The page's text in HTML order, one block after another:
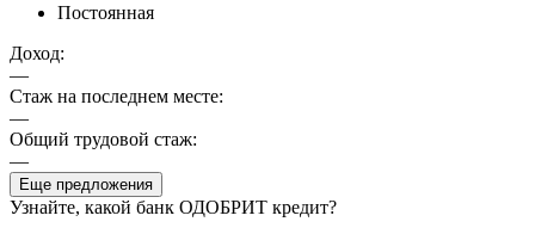
Постоянная
Доход:
—
Стаж на последнем месте:
—
Общий трудовой стаж:
—
Еще предложения
Узнайте, какой банк ОДОБРИТ кредит?